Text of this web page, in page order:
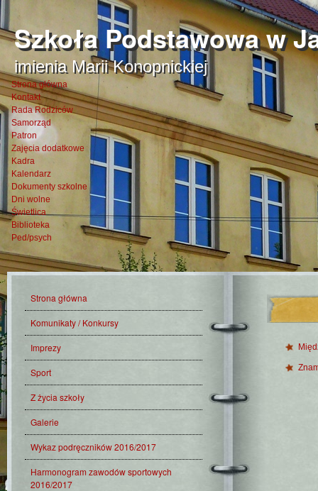
Szkoła Podstawowa w
imienia Marii Konopnickiej
Strona główna
Kontakt
Rada Rodziców
Samorząd
Patron
Zajęcia dodatkowe
Kadra
Kalendarz
Dokumenty szkolne
Dni wolne
Świetlica
Biblioteka
Ped/psych
Strona główna
Komunikaty / Konkursy
Imprezy
Sport
Z życia szkoły
Galerie
Wykaz podręczników 2016/2017
Harmonogram zawodów sportowych
2016/2017